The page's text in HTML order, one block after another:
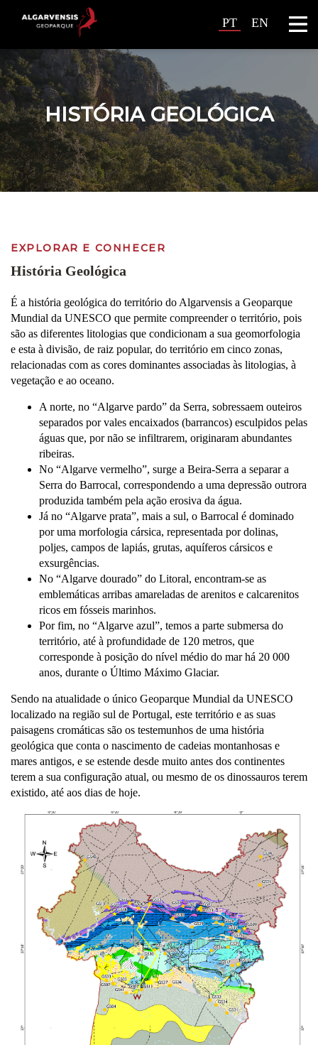
PT EN
HISTÓRIA GEOLÓGICA
EXPLORAR E CONHECER
História Geológica
É a história geológica do território do Algarvensis a Geoparque
Mundial da UNESCO que permite compreender o território, pois
são as diferentes litologias que condicionam a sua geomorfologia
e esta à divisão, de raiz popular, do território em cinco zonas,
relacionadas com as cores dominantes associadas às litologias, à
vegetação e ao oceano.
A norte, no “Algarve pardo” da Serra, sobressaem outeiros
separados por vales encaixados (barrancos) esculpidos pelas
águas que, por não se infiltrarem, originaram abundantes
ribeiras.
No “Algarve vermelho”, surge a Beira-Serra a separar a
Serra do Barrocal, correspondendo a uma depressão outrora
produzida também pela ação erosiva da água.
Já no “Algarve prata”, mais a sul, o Barrocal é dominado
por uma morfologia cársica, representada por dolinas,
poljes, campos de lapiás, grutas, aquíferos cársicos e
exsurgências.
No “Algarve dourado” do Litoral, encontram-se as
emblemáticas arribas amareladas de arenitos e calcarenitos
ricos em fósseis marinhos.
Por fim, no “Algarve azul”, temos a parte submersa do
território, até à profundidade de 120 metros, que
corresponde à posição do nível médio do mar há 20 000
anos, durante o Último Máximo Glaciar.
Sendo na atualidade o único Geoparque Mundial da UNESCO
localizado na região sul de Portugal, este território e as suas
paisagens cromáticas são os testemunhos de uma história
geológica que conta o nascimento de cadeias montanhosas e
mares antigos, e se estende desde muito antes dos continentes
terem a sua configuração atual, ou mesmo de os dinossauros terem
existido, até aos dias de hoje.